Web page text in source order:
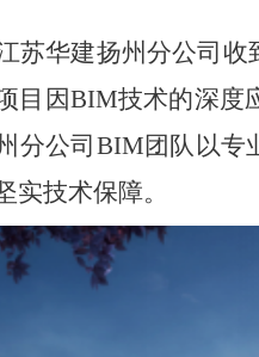
苏华建扬州分公司
目因BIM技术的深度
分公司BIM团队以专
实技术保障。